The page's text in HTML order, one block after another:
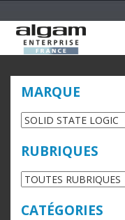
MARQUE
RUBRIQUES
CATÉGORIES